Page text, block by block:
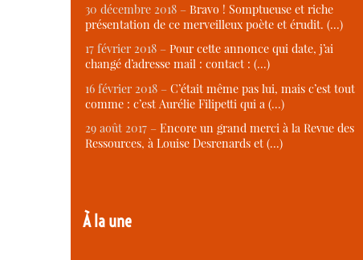
30 décembre 2018 – Bravo ! Somptueuse et riche
présentation de ce merveilleux poète et érudit. (…)
17 février 2018 – Pour cette annonce qui date, j’ai
changé d’adresse mail : contact : (…)
16 février 2018 – C’était même pas lui, mais c’est tout
comme : c’est Aurélie Filipetti qui a (…)
29 août 2017 – Encore un grand merci à la Revue des
Ressources, à Louise Desrenards et (…)
À la une